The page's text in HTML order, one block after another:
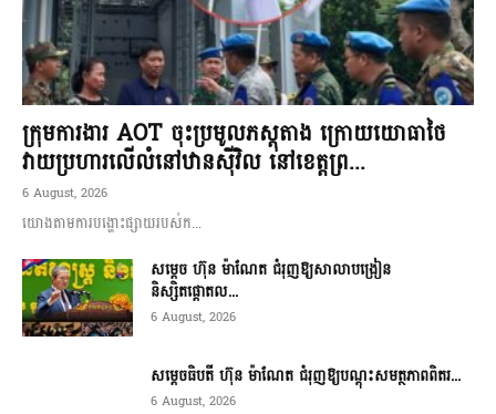
ក្រុមការងារ AOT ចុះប្រមូលភស្តុតាង ក្រោយយោធាថៃ
វាយប្រហារលើលំនៅឋានស៊ីវិល នៅខេត្តព្រ...
6 August, 2026
យោងតាមការបង្ហោះផ្សាយរបស់ក...
សម្តេច ហ៊ុន ម៉ាណែត ជំរុញឱ្យសាលាបង្រៀន
និស្សិតផ្តោតល...
6 August, 2026
សម្តេចធិបតី ហ៊ុន ម៉ាណែត ជំរុញឱ្យបណ្តុះសមត្ថភាពពិតរ...
6 August, 2026